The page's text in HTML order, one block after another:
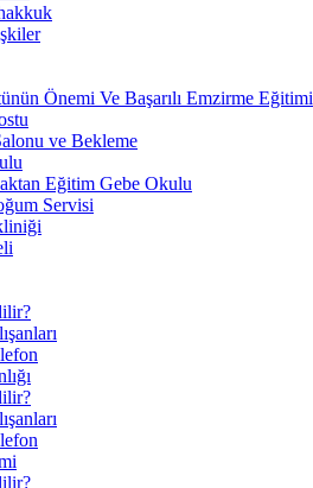
Önemi Ve Başarılı Emzirme Eğitimi
ve Bekleme
Eğitim Gebe Okulu
Servisi